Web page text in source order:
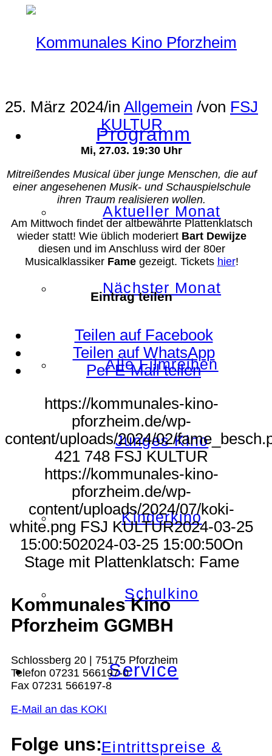
Programm
Aktueller Monat
Nächster Monat
Alle Filmreihen
Junges Kino
Kinderkino
Schulkino
Service
Eintrittspreise &
25. März 2024/in Allgemein /von FSJ
KULTUR
Mi, 27.03. 19:30 Uhr
Mitreißendes Musical über junge Menschen, die auf
einer angesehenen Musik- und Schauspielschule
ihren Traum realisieren wollen.
Am Mittwoch findet der altbewährte Plattenklatsch
wieder statt! Wie üblich moderiert Bart Dewijze
diesen und im Anschluss wird der 80er
Musicalklassiker Famegezeigt. Tickets hier!
Eintrag teilen
Teilen auf Facebook
Teilen auf WhatsApp
Per E-Mail teilen
https://kommunales-kino-
pforzheim.de/wp-
content/uploads/2024/02/
421 748 FSJ KULTUR
https://kommunales-kino-
pforzheim.de/wp-
content/uploads/2024/07/koki-
white.png FSJ KULTUR2024-03-25
15:00:502024-03-25 15:00:50On
Stage mit Plattenklatsch: Fame
Kommunales Kino
Pforzheim GGMBH
Schlossberg 20 | 75175 Pforzheim
Telefon 07231 566197-0
Fax 07231 566197-8
E-Mail an das KOKI
Folge uns: